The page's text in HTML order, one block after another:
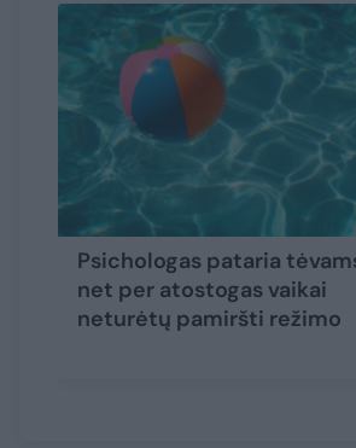
Psichologas pataria
net per atostogas vaikai
neturėtų pamiršti režimo